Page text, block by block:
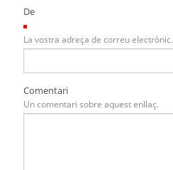
De
La vostra adreça de correu electrònic.
Comentari
Un comentari sobre aquest enllaç.